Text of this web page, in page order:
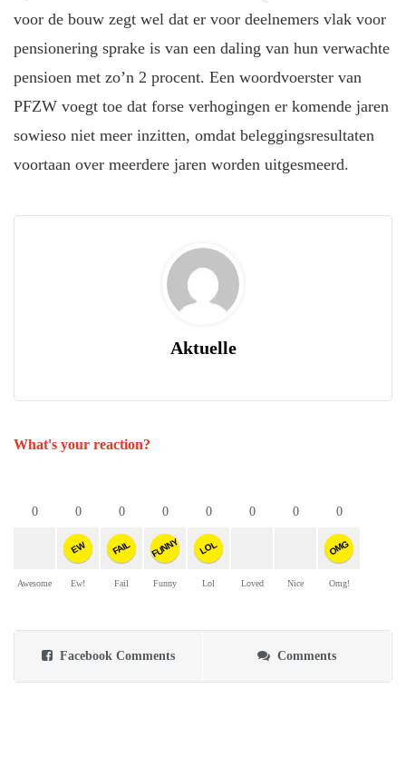
voor de bouw zegt wel dat er voor deelnemers vlak voor
pensionering sprake is van een daling van hun verwachte
pensioen met zo’n 2 procent. Een woordvoerster van
PFZW voegt toe dat forse verhogingen er komende jaren
sowieso niet meer inzitten, omdat beleggingsresultaten
voortaan over meerdere jaren worden uitgesmeerd.
Aktuelle
What's your reaction?
0
Awesome
0
EW
Ew!
0
FAIL
Fail
0
FUNNY
Funny
0
LOL
Lol
0
Loved
0
Nice
0
OMG
Omg!
Facebook Comments Comments